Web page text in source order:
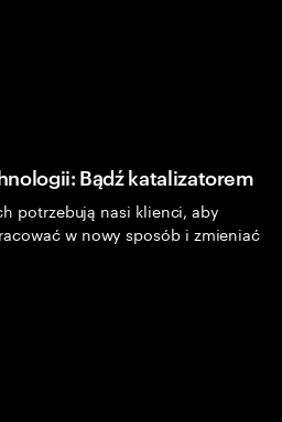
Bądź katalizatorem
potrzebują nasi klienci, aby
w nowy sposób i zmieniać